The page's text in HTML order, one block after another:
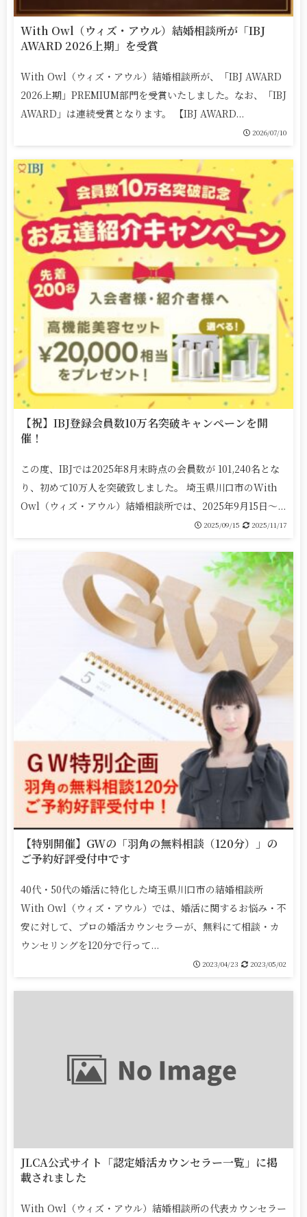
With Owl（ウィズ・アウル）結婚相談所が「IBJ
AWARD 2026上期」を受賞
With Owl（ウィズ・アウル）結婚相談所が、「IBJ AWARD
2026上期」PREMIUM部門を受賞いたしました。なお、「IBJ
AWARD」は連続受賞となります。 【IBJ AWARD...
2026/07/10
【祝】IBJ登録会員数10万名突破キャンペーンを開
催！
この度、IBJでは2025年8月末時点の会員数が 101,240名とな
り、初めて10万人を突破致しました。 埼玉県川口市のWith
Owl（ウィズ・アウル）結婚相談所では、2025年9月15日～...
2025/09/15 2025/11/17
【特別開催】GWの「羽角の無料相談（120分）」の
ご予約好評受付中です
40代・50代の婚活に特化した埼玉県川口市の結婚相談所
With Owl（ウィズ・アウル）では、婚活に関するお悩み・不
安に対して、プロの婚活カウンセラーが、無料にて相談・カ
ウンセリングを120分で行って...
2023/04/23 2023/05/02
JLCA公式サイト「認定婚活カウンセラー一覧」に掲
載されました
With Owl（ウィズ・アウル）結婚相談所の代表カウンセラー